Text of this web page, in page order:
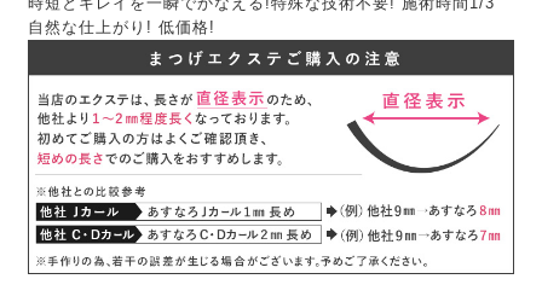
自然な仕上がり! 低価格!